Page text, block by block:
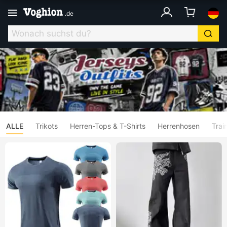
.de
ALLE Trikots Herren-Tops & T-Shirts Herrenhosen